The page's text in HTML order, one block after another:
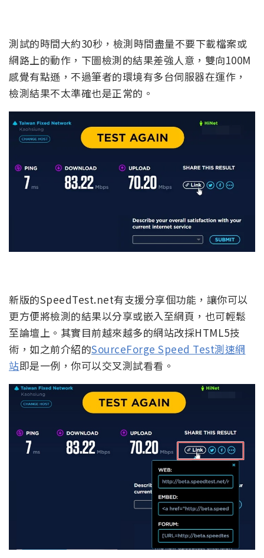
測試的時間大約30秒，檢測時間盡量不要下載檔案或
網路上的動作，下圖檢測的結果差強人意，雙向100M
感覺有點遜，不過筆者的環境有多台伺服器在運作，
檢測結果不太準確也是正常的。
新版的SpeedTest.net有支援分享個功能，讓你可以
更方便將檢測的結果以分享或嵌入至網頁，也可輕鬆
至論壇上。其實目前越來越多的網站改採HTML5技
術，如之前介紹的SourceForge Speed Test測速網
站即是一例，你可以交叉測試看看。